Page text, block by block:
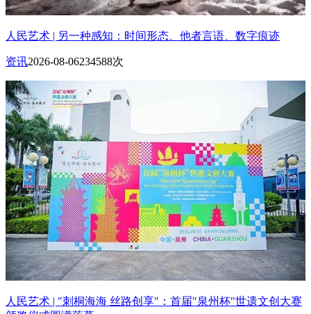
人民艺术 | 另一种感知：时间形态、他者言语、数字痕迹
资讯2026-08-06234588次
人民艺术 | "刺桐海海 丝路创享"：首届"泉州杯"世遗文创大赛